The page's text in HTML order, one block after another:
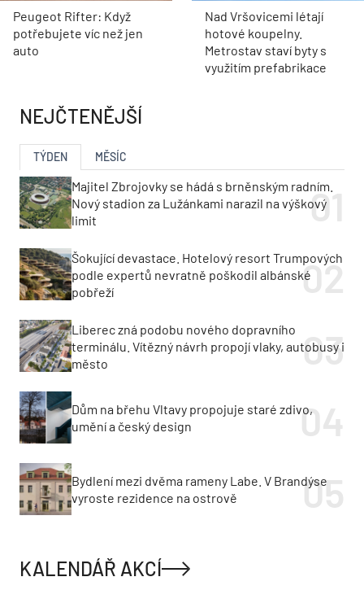
Peugeot Rifter: Když
potřebujete víc než jen
auto
Nad Vršovicemi létají
hotové koupelny.
Metrostav staví byty s
využitím prefabrikace
NEJČTENĚJŠÍ
TÝDEN MĚSÍC
Majitel Zbrojovky se hádá s brněnským radním.
Nový stadion za Lužánkami narazil na výškový
limit
Šokující devastace. Hotelový resort Trumpových
podle expertů nevratně poškodil albánské
pobřeží
Liberec zná podobu nového dopravního
terminálu. Vítězný návrh propojí vlaky, autobusy i
město
Dům na břehu Vltavy propojuje staré zdivo,
umění a český design
Bydlení mezi dvěma rameny Labe. V Brandýse
vyroste rezidence na ostrově
KALENDÁŘ AKCÍ